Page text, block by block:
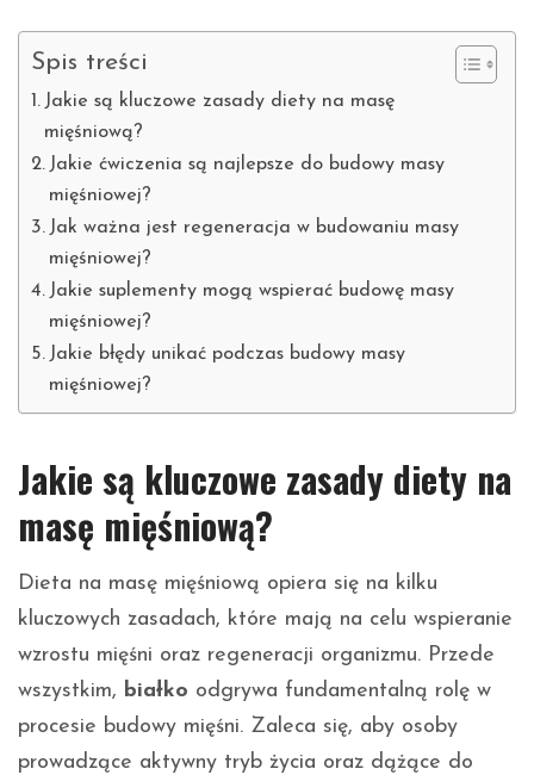
Spis treści
Jakie są kluczowe zasady diety na masę
mięśniową?
Jakie ćwiczenia są najlepsze do budowy masy
mięśniowej?
Jak ważna jest regeneracja w budowaniu masy
mięśniowej?
Jakie suplementy mogą wspierać budowę masy
mięśniowej?
Jakie błędy unikać podczas budowy masy
mięśniowej?
Jakie są kluczowe zasady diety na
masę mięśniową?
Dieta na masę mięśniową opiera się na kilku
kluczowych zasadach, które mają na celu wspieranie
wzrostu mięśni oraz regeneracji organizmu. Przede
wszystkim, białko odgrywa fundamentalną rolę w
procesie budowy mięśni. Zaleca się, aby osoby
prowadzące aktywny tryb życia oraz dążące do